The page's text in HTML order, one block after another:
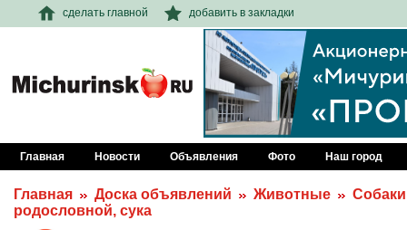
сделать главной добавить в закладки
Главная Новости Объявления Фото Наш город
Главная Доска объявлений Животные
Собаки
родословной, сука